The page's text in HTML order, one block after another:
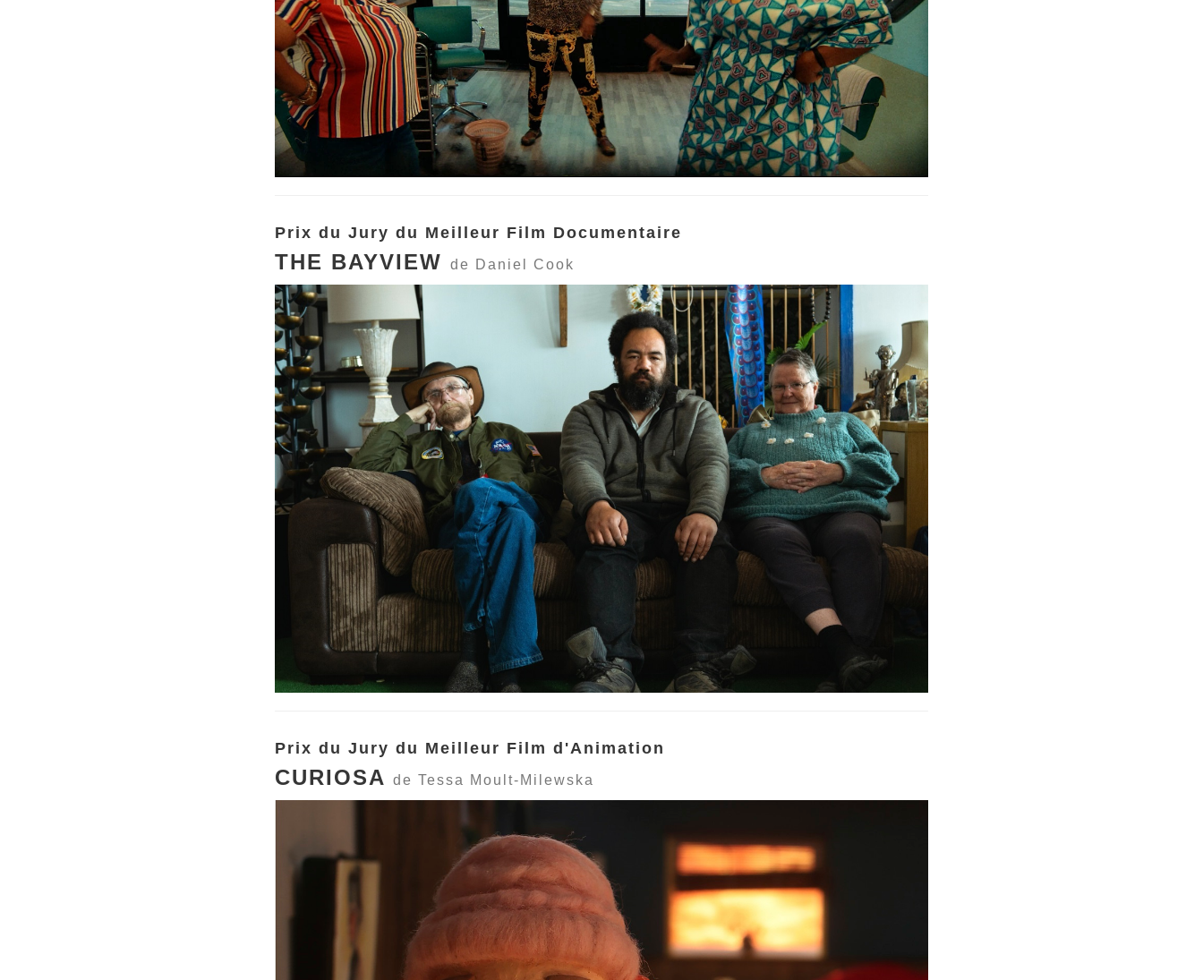
Prix du Jury du Meilleur Film Documentaire
THE BAYVIEW de Daniel Cook
Prix du Jury du Meilleur Film d'Animation
CURIOSA de Tessa Moult-Milewska